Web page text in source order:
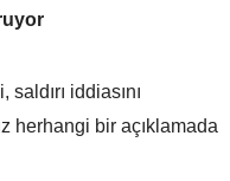
iddiasını
herhangi bir açıklamada